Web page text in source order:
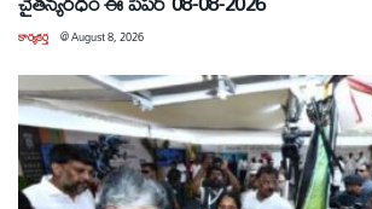
కార్యకర్త @August 8, 2026